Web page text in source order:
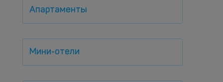
Апартаменты
Мини-отели